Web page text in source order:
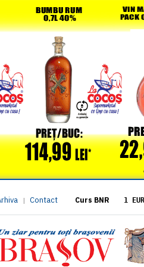
| Contact Curs BNR 1 EUR
1 XAU
1 AED
1 AUD
1 BGN